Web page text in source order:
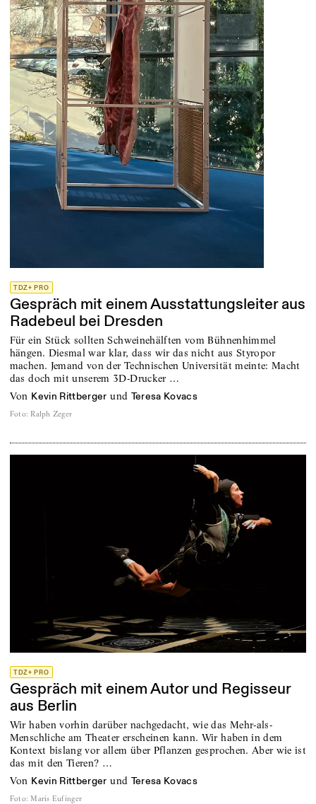
TDZ+ PRO
Gespräch mit einem Ausstattungsleiter aus
Radebeul bei Dresden
Für ein Stück sollten Schweinehälften vom Bühnenhimmel
hängen. Diesmal war klar, dass wir das nicht aus Styropor
machen. Jemand von der Technischen Universität meinte: Macht
das doch mit unserem 3D-Drucker …
von Kevin Rittberger und Teresa Kovacs
Foto: Ralph Zeger
TDZ+ PRO
Gespräch mit einem Autor und Regisseur
aus Berlin
Wir haben vorhin darüber nachgedacht, wie das Mehr-als-
Menschliche am Theater erscheinen kann. Wir haben in dem
Kontext bislang vor allem über Pflanzen gesprochen. Aber wie ist
das mit den Tieren? …
von Kevin Rittberger und Teresa Kovacs
Foto: Maris Eufinger